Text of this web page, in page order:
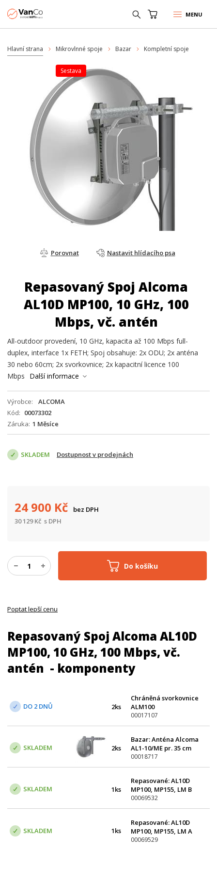
MENU
Hlavní strana Mikrovlnné spoje Bazar Kompletní spoje
sestava
Porovnat Nastavit hlídacího psa
Repasovaný Spoj Alcoma
AL10D MP100, 10 GHz, 100
Mbps, vč. antén
All-outdoor provedení, 10 GHz, kapacita až 100 Mbps full-
duplex, interface 1x FETH; Spoj obsahuje: 2x ODU; 2x anténa
30 nebo 60cm; 2x svorkovnice; 2x kapacitní licence 100
Mbps
Další informace
Výrobce
ALCOMA
Kód
00073302
Záruka 1 Měsíce
SKLADEM Dostupnost v prodejnách
Do košíku
24 900 Kč
bez DPH
30 129Kč s DPH
Poptat lepší cenu
Repasovaný Spoj Alcoma AL10D
MP100, 10 GHz, 100 Mbps, vč.
antén - komponenty
DO 2 DNŮ 2ks
Chráněná svorkovnice
ALM100
00017107
SKLADEM 2ks
Bazar: Anténa Alcoma
AL1-10/ME pr. 35 cm
00018717
SKLADEM 1ks
Repasované: AL10D
MP100, MP155, LM B
00069532
SKLADEM 1ks
Repasované: AL10D
MP100, MP155, LM A
00069529